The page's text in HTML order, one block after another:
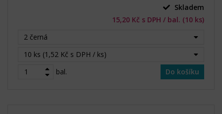
Skladem
15,20 Kč s DPH / bal. (10 ks)
2 černá
10 ks (1,52 Kč s DPH / ks)
bal.
Do košíku